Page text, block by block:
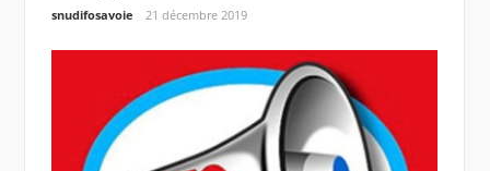
snudifosavoie 21 décembre 2019